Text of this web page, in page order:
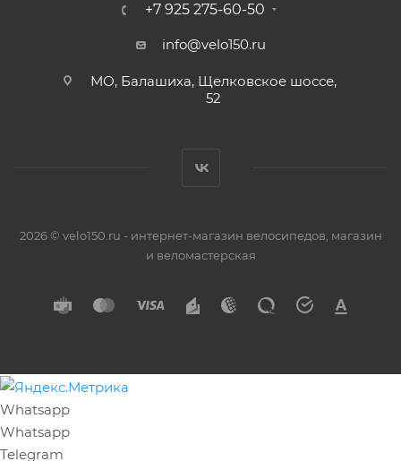
+7 925 275-60-50
info@velo150.ru
МО, Балашиха, Щелковское шоссе,
52
2026 © velo150.ru - интернет-магазин велосипедов, магазин
и веломастерская
Whatsapp
Whatsapp
Telegram